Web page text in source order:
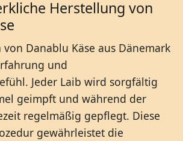
Herstellung von
Danablu Käse aus Dänemark
und
Jeder Laib wird sorgfältig
geimpft und während der
regelmäßig gepflegt. Diese
gewährleistet die